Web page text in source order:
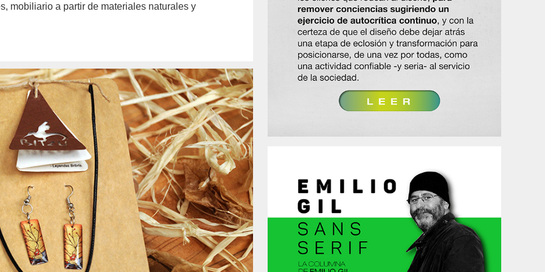
mobiliario a partir de materiales naturales y
luis-